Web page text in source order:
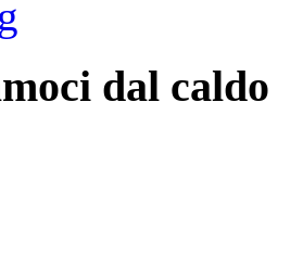
dal caldo